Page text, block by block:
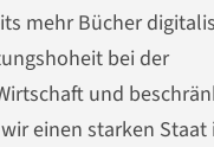
mehr Bücher
bei der
und
einen starken Staat